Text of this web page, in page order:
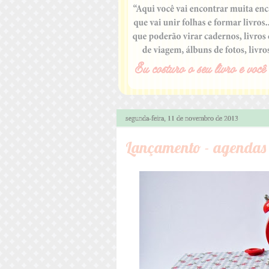
segunda-feira, 11 de novembro de 2013
Lançamento -